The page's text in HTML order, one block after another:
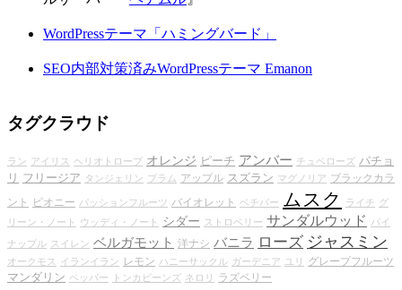
WordPressテーマ「ハミングバード」
SEO内部対策済みWordPressテーマ Emanon
タグクラウド
ラン アイリス ヘリオトロープ オレンジ ピーチ アンバー チュベローズ パチョ
リ フリージア タンジェリン プラム アップル スズラン マグノリア ブラックカラ
ント ピオニー パッションフルーツ バイオレット ベチバー ムスク ライチ
グ
リーン・ノート
ウッディ・ノート シダー ストロベリー サンダルウッド パイ
ナップル スイレン ベルガモット 洋ナシ バニラ ローズ ジャスミン
オークモス イランイラン レモン ハニーサックル ガーデニア ユリ グレープフルーツ
マンダリン ペッパー トンカビーンズ ネロリ ラズベリー